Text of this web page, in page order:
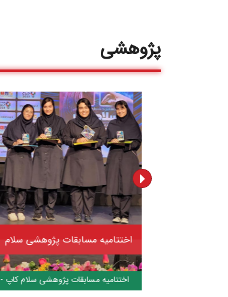
پژوهشی
اختتامیه مسابقات پژوهشی سلام
کاپ
اختتامیه مسابقات پژوهشی سلام کاپ -